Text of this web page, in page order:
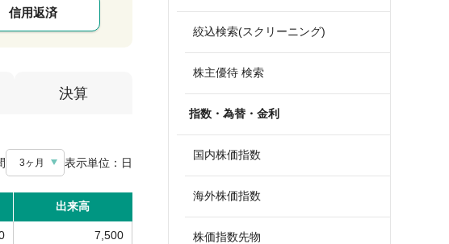
信用返済
決算
3ヶ月 表示単位： 日
出来高
7,500
絞込検索(スクリーニング)
株主優待 検索
指数・為替・金利
国内株価指数
海外株価指数
株価指数先物